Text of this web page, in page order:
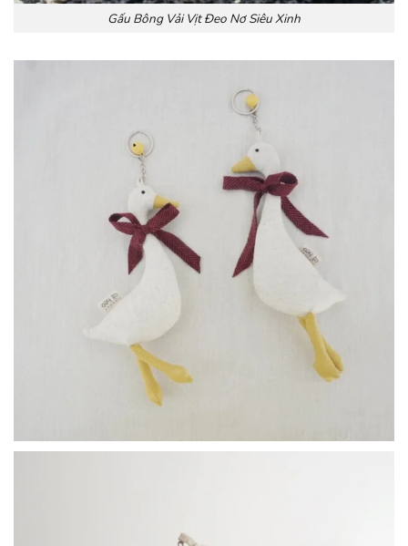
Gấu Bông Vải Vịt Đeo Nơ Siêu Xinh